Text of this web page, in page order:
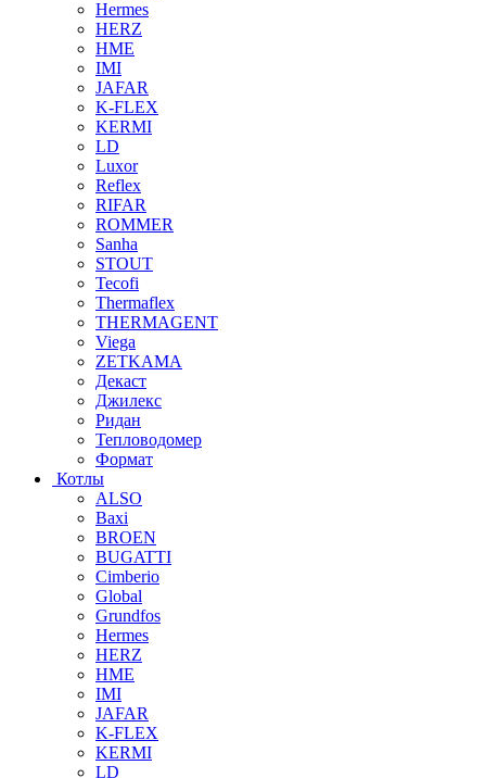
Hermes
HERZ
HME
IMI
JAFAR
K-FLEX
KERMI
LD
Luxor
Reflex
RIFAR
ROMMER
Sanha
STOUT
Tecofi
Thermaflex
THERMAGENT
Viega
ZETKAMA
Декаст
Джилекс
Ридан
Тепловодомер
Формат
Котлы
ALSO
Baxi
BROEN
BUGATTI
Cimberio
Global
Grundfos
Hermes
HERZ
HME
IMI
JAFAR
K-FLEX
KERMI
LD